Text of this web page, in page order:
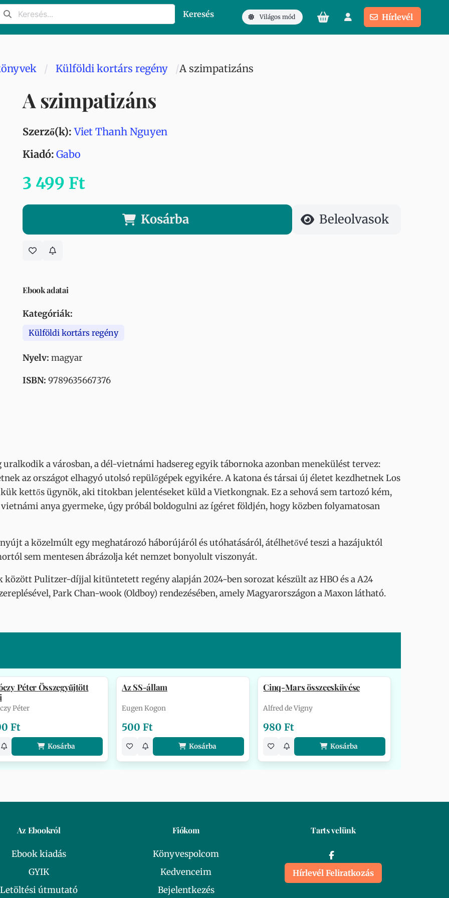
Keresés Világos mód Hírlevél
Külföldi kortárs regény A szimpatizáns
A szimpatizáns
Szerző(k): Viet Thanh Nguyen
Kiadó: Gabo
3 499 Ft
Kosárba Beleolvasok
Ebook adatai
Kategóriák:
Külföldi kortárs regény
Nyelv: magyar
ISBN: 9789635667376
uralkodik a városban, a dél-vietnámi hadsereg egyik tábornoka azonban menekülést tervez:
az országot elhagyó utolsó repülőgépek egyikére. A katona és társai új életet kezdhetnek Los
kettős ügynök, aki titokban jelentéseket küld a Vietkongnak. Ez a sehová sem tartozó kém,
vietnámi anya gyermeke, úgy próbál boldogulni az ígéret földjén, hogy közben folyamatosan
a közelmúlt egy meghatározó háborújáról és utóhatásáról, átélhetővé teszi a hazájuktól
sem mentesen ábrázolja két nemzet bonyolult viszonyát.
Pulitzer-díjjal kitüntetett regény alapján 2024-ben sorozat készült az HBO és a A24
Park Chan-wook (Oldboy) rendezésében, amely Magyarországon a Maxon látható.
Péter Összegyűjtött
Péter
Ft
Kosárba
Az SS-állam
Eugen Kogon
500 Ft
Kosárba
Cinq-Mars összeesküvése
Alfred de Vigny
980 Ft
Kosárba
Az Ebookról
Ebook kiadás
GYIK
Letöltési útmutató
Fiókom
Könyvespolcom
Kedvenceim
Bejelentkezés
Tarts velünk
Hírlevél Feliratkozás